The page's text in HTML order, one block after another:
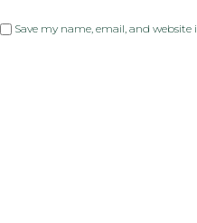
Save my name, email, and